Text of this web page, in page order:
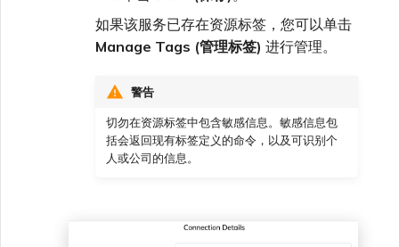
如果该服务已存在资源标签，您可以单击
Manage Tags (管理标签) 进行管理。
警告
切勿在资源标签中包含敏感信息。敏感信息包
括会返回现有标签定义的命令，以及可识别个
人或公司的信息。